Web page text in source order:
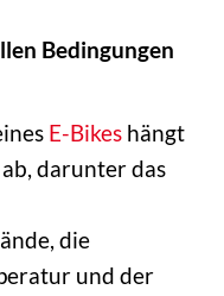
Bedingungen
E-Bikes hängt
darunter das
die
und der